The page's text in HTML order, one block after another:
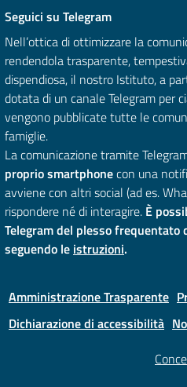
Seguici su Telegram
Nell’ottica di ottimizzare la
rendendola trasparente,
dispendiosa, il nostro Istituto, a
dotata di un canale Telegram per
vengono pubblicate tutte le
famiglie.
La comunicazione tramite
proprio smartphonecon una
avviene con altri social (ad es.
rispondere né di interagire. È
Telegram del plesso
seguendo le istruzioni.
Amministrazione Trasparente
Dichiarazione di accessibilità